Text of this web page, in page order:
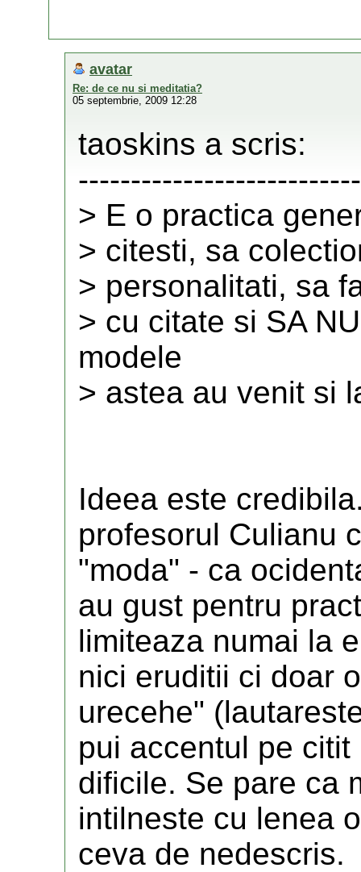
avatar
Re: de ce nu si meditatia?
05 septembrie, 2009 12:28
taoskins a scris:
> E o practica
> citesti, sa
> personalitati, sa
> cu citate si SA
modele
> astea au venit si
Ideea este
profesorul Culianu
"moda" - ca
au gust pentru
limiteaza numai la
nici eruditii ci doar
urecehe"
pui accentul pe
dificile. Se pare ca
intilneste cu lenea
ceva de nedescris.